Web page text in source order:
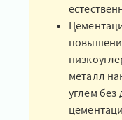
металл
углем без